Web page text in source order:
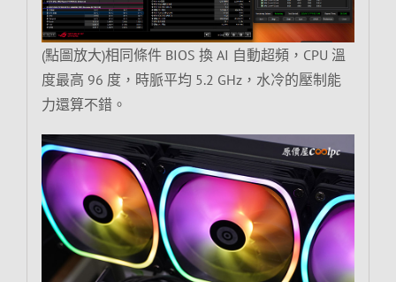
(點圖放大)相同條件 BIOS 換 AI 自動超頻，CPU 溫
度最高 96 度，時脈平均 5.2 GHz，水冷的壓制能
力還算不錯。